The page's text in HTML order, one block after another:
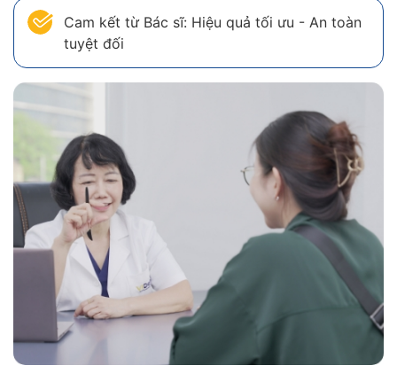
Cam kết từ Bác sĩ: Hiệu quả tối ưu - An toàn
tuyệt đối